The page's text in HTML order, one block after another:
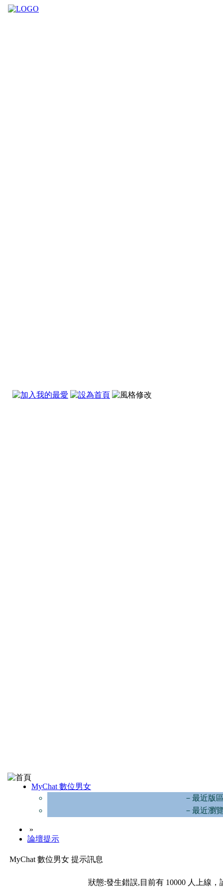
MyChat 數位男女
－最近版
－最近瀏
»
論壇提示
MyChat 數位男女 提示訊息
狀態:發生錯誤,目前有 10000 人上線